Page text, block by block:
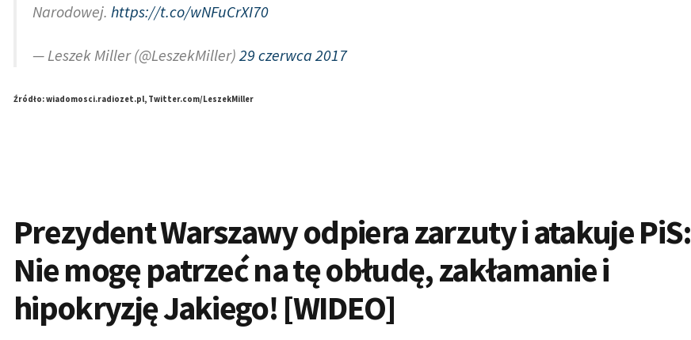
Narodowej. https://t.co/wNFuCrXI70
— Leszek Miller (@LeszekMiller) 29 czerwca 2017
Źródło: wiadomosci.radiozet.pl, Twitter.com/LeszekMiller
Prezydent Warszawy odpiera zarzuty i atakuje PiS:
Nie mogę patrzeć na tę obłudę, zakłamanie i
hipokryzję Jakiego! [WIDEO]